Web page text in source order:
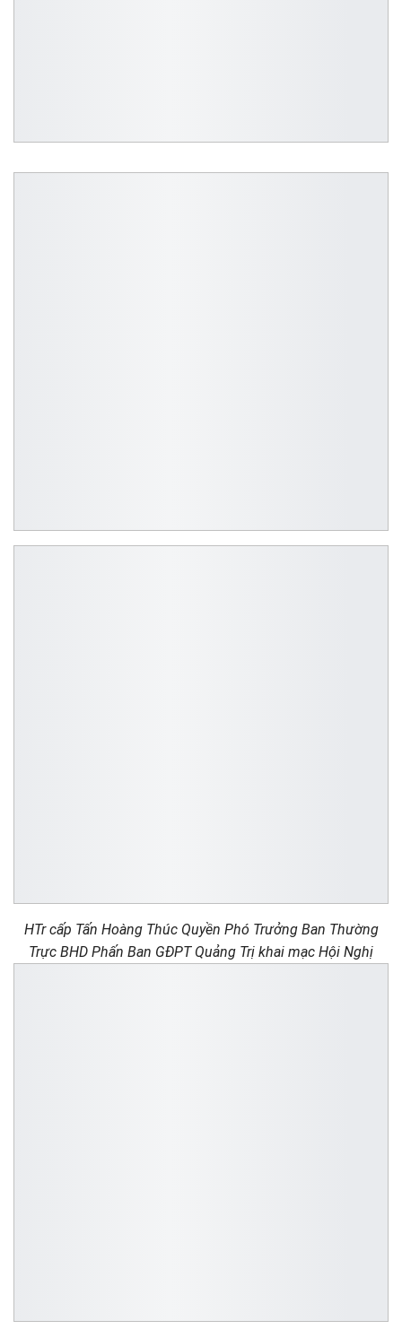
HTr cấp Tấn Hoàng Thúc Quyền Phó Trưởng Ban Thường
Trực BHD Phấn Ban GĐPT Quảng Trị khai mạc Hội Nghị